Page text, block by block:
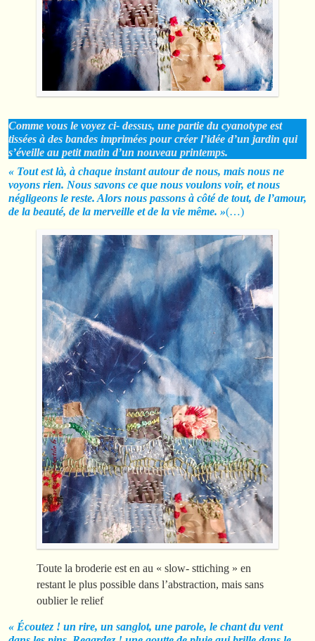
Comme vous le voyez ci- dessus, une partie du cyanotype est
tissées à des bandes imprimées pour créer l’idée d’un jardin qui
s’éveille au petit matin d’un nouveau printemps.
« Tout est là, à chaque instant autour de nous, mais nous ne
voyons rien. Nous savons ce que nous voulons voir, et nous
négligeons le reste. Alors nous passons à côté de tout, de l’amour,
de la beauté, de la merveille et de la vie même. »(…)
Toute la broderie est en au « slow- sttiching » en
restant le plus possible dans l’abstraction, mais sans
oublier le relief
« Écoutez ! un rire, un sanglot, une parole, le chant du vent